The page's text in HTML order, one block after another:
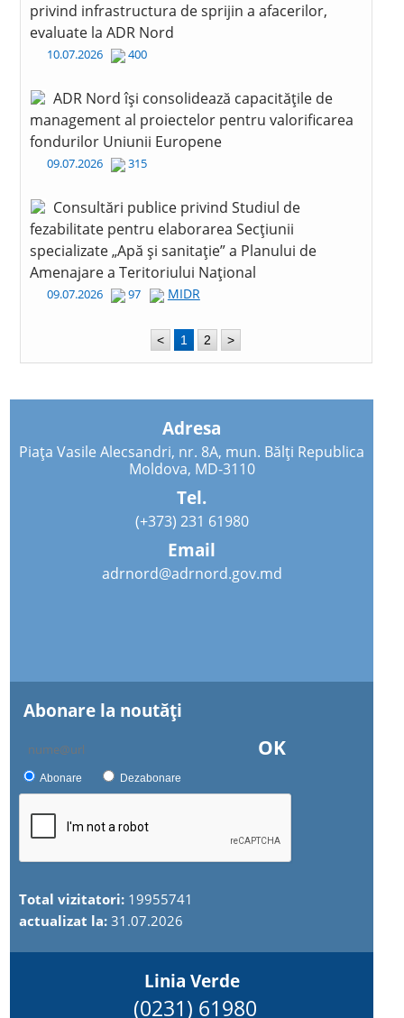
privind infrastructura de sprijin a afacerilor,
evaluate la ADR Nord
10.07.2026 400
ADR Nord își consolidează capacitățile de
management al proiectelor pentru valorificarea
fondurilor Uniunii Europene
09.07.2026 315
Consultări publice privind Studiul de
fezabilitate pentru elaborarea Secțiunii
specializate „Apă și sanitație” a Planului de
Amenajare a Teritoriului Național
09.07.2026 97 MIDR
< 1 2 >
Adresa
Piața Vasile Alecsandri, nr. 8A, mun. Bălți Republica
Moldova, MD-3110
Tel.
(+373) 231 61980
Email
adrnord@adrnord.gov.md
Abonare la noutăţi
OK
Abonare Dezabonare
Total vizitatori: 19955741
actualizat la:31.07.2026
Linia Verde
(0231) 61980